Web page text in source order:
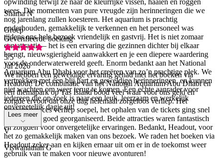
wees. Die momenten van pure vreugde zijn herinneringen die we
nog jarenlang zullen koesteren. Het aquarium is prachtig
onderhouden, gemakkelijk te verkennen en het personeel was
tijdens ons hele bezoek vriendelijk en gastvrij. Het is niet zomaar
een attractie – het is een ervaring die gezinnen dichter bij elkaar
brengt, nieuwsgierigheid aanwakkert en je een diepere waardering
voor de onderwaterwereld geeft. Enorm bedankt aan het National
Aquarium Abu Dhabi voor het creëren van zo’n prachtige plek. We
vertrokken met een blij hart en geweldige herinneringen, en kunnen
niet wachten om weer terug te komen. Een echte aanrader voor
iedereen die op zoek is naar een leuk, leerzaam en werkelijk
onvergetelijk dagje uit!
Shama N
Groep
Geverifieerde boeking
5/5
Jul 2026
We hebben een geweldige ervaring gehad met het boeken via
Headout! De combinatie van het National Aquarium Abu Dhabi en
een themapark op Yas Island bood veel waar voor ons geld en
zorgde ervoor dat onze dag helemaal zorgeloos verliep. Het
boekingsproces verliep soepel, het ophalen van de tickets ging snel
en alles was goed georganiseerd. Beide attracties waren fantastisch
en zorgden voor onvergetelijke ervaringen. Bedankt, Headout, voor
het zo gemakkelijk maken van ons bezoek. We raden het boeken via
Headout zeker aan en kijken ernaar uit om er in de toekomst weer
gebruik van te maken voor nieuwe avonturen!
Lees meer
V
Viswanathan G